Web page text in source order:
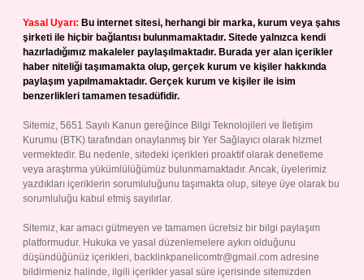
Yasal Uyarı: Bu internet sitesi, herhangi bir marka, kurum veya şahıs
şirketi ile hiçbir bağlantısı bulunmamaktadır. Sitede yalnızca kendi
hazırladığımız makaleler paylaşılmaktadır. Burada yer alan içerikler
haber niteliği taşımamakta olup, gerçek kurum ve kişiler hakkında
paylaşım yapılmamaktadır. Gerçek kurum ve kişiler ile isim
benzerlikleri tamamen tesadüfidir.
Sitemiz, 5651 Sayılı Kanun gereğince Bilgi Teknolojileri ve İletişim
Kurumu (BTK) tarafından onaylanmış bir Yer Sağlayıcı olarak hizmet
vermektedir. Bu nedenle, sitedeki içerikleri proaktif olarak denetleme
veya araştırma yükümlülüğümüz bulunmamaktadır. Ancak, üyelerimiz
yazdıkları içeriklerin sorumluluğunu taşımakta olup, siteye üye olarak bu
sorumluluğu kabul etmiş sayılırlar.
Sitemiz, kar amacı gütmeyen ve tamamen ücretsiz bir bilgi paylaşım
platformudur. Hukuka ve yasal düzenlemelere aykırı olduğunu
düşündüğünüz içerikleri, backlinkpanelicomtr@gmail.com adresine
bildirmeniz halinde, ilgili içerikler yasal süre içerisinde sitemizden